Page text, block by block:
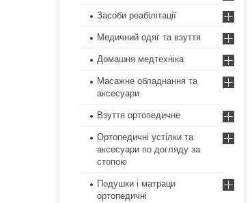
Засоби реабілітації
Медичний одяг та взуття
Домашня медтехніка
Масажне обладнання та
аксесуари
Взуття ортопедичне
Ортопедичні устілки та
аксесуари по догляду за
стопою
Подушки і матраци
ортопедичні